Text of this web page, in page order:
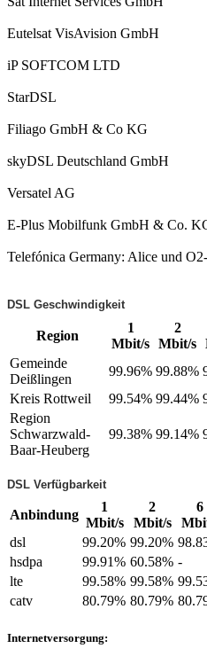
Eutelsat VisAvision GmbH
iP SOFTCOM LTD
StarDSL
Filiago GmbH & Co KG
skyDSL Deutschland GmbH
Versatel AG
E-Plus Mobilfunk GmbH & Co.
Telefónica Germany: Alice und
DSL Geschwindigkeit
Region
1
Mbit/s
2
Mbit/s
Gemeinde
Deißlingen
99.96% 99.88%
Kreis Rottweil
99.54% 99.44%
Region
Schwarzwald-
Baar-Heuberg
99.38% 99.14%
DSL Verfügbarkeit
Anbindung
1
Mbit/s
2
Mbit/s
6
dsl
99.20% 99.20%
hsdpa
99.91% 60.58% -
lte
99.58% 99.58%
catv
80.79% 80.79%
Internetversorgung: